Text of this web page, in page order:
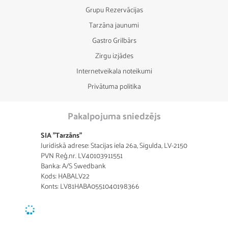
Grupu Rezervācijas
Tarzāna jaunumi
Gastro Grilbārs
Zirgu izjādes
Internetveikala noteikumi
Privātuma politika
Pakalpojuma sniedzējs
SIA "Tarzāns"
Juridiskā adrese: Stacijas iela 26a, Sigulda, LV-2150
PVN Reģ.nr. LV40103911551
Banka: A/S Swedbank
Kods: HABALV22
Konts: LV81HABA0551040198366